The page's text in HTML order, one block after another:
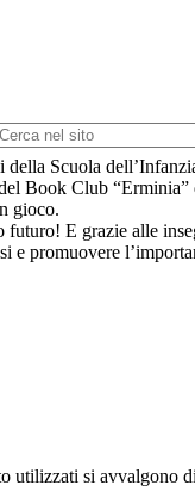
della Scuola
Book Club
gioco.
E grazie alle
e promuovere
utilizzati si avvalgono